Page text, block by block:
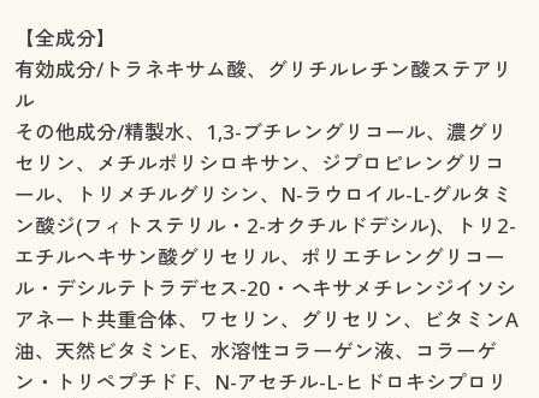
【全成分】
有効成分/トラネキサム酸、グリチルレチン酸ステアリ
ル
その他成分/精製水、1,3-ブチレングリコール、濃グリ
セリン、メチルポリシロキサン、ジプロピレングリコ
ール、トリメチルグリシン、N-ラウロイル-L-グルタミ
ン酸ジ(フィトステリル・2-オクチルドデシル)、トリ2-
エチルヘキサン酸グリセリル、ポリエチレングリコー
ル・デシルテトラデセス-20・ヘキサメチレンジイソシ
アネート共重合体、ワセリン、グリセリン、ビタミンA
油、天然ビタミンE、水溶性コラーゲン液、コラーゲ
ン・トリペプチド F、N-アセチル-L-ヒドロキシプロリ